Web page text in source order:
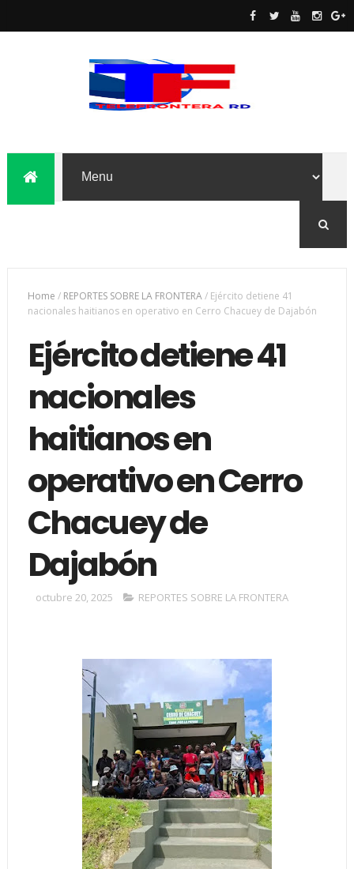
Home / REPORTES SOBRE LA FRONTERA/ Ejército detiene 41
nacionales haitianos en operativo en Cerro Chacuey de Dajabón
Ejército detiene 41
nacionales
haitianos en
operativo en Cerro
Chacuey de
Dajabón
octubre 20, 2025 REPORTES SOBRE LA FRONTERA